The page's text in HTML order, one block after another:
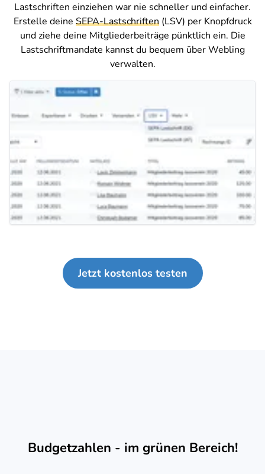
Lastschriften einziehen war nie schneller und einfacher.
Erstelle deine SEPA-Lastschriften(LSV) per Knopfdruck
und ziehe deine Mitgliederbeiträge pünktlich ein. Die
Lastschriftmandate kannst du bequem über Webling
verwalten.
Jetzt kostenlos testen
Budgetzahlen - im grünen Bereich!